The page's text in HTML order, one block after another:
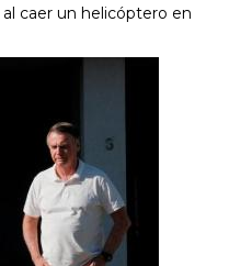
caer un helicóptero en